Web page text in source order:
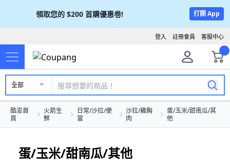
領取您的 $200 首購優惠卷! 打開 App
客服中心
註冊會員
登入
全部
酷澎首
頁
火箭生
鮮
日常/沙拉/便
當
沙拉/雞胸
肉
蛋/玉米/甜南瓜/其
他
蛋/玉米/甜南瓜/其他